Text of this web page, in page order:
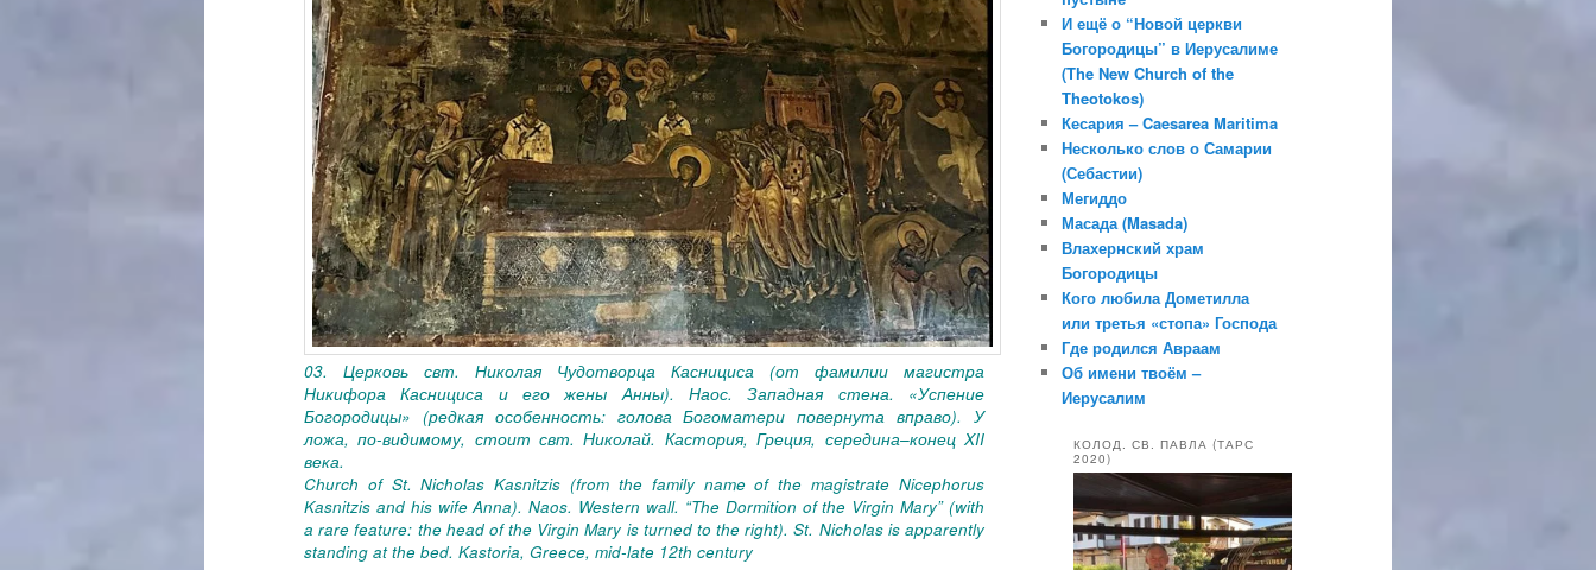
03. Церковь свт. Николая Чудотворца Каснициса (от фамилии магистра
Никифора Каснициса и его жены Анны). Наос. Западная стена. «Успение
Богородицы» (редкая особенность: голова Богоматери повернута вправо). У
ложа, по-видимому, стоит свт. Николай. Кастория, Греция, середина–конец XII
века.
Church of St. Nicholas Kasnitzis (from the family name of the magistrate Nicephorus
Kasnitzis and his wife Anna). Naos. Western wall. “The Dormition of the Virgin Mary” (with
a rare feature: the head of the Virgin Mary is turned to the right). St. Nicholas is apparently
standing at the bed. Kastoria, Greece, mid-late 12th century
И ещё о “Новой церкви
Богородицы” в Иерусалиме
(The New Church of the
Theotokos)
Кесария – Caesarea Maritima
Несколько слов о Самарии
(Себастии)
Мегиддо
Масада (Masada)
Влахернский храм
Богородицы
Кого любила Дометилла
или третья «стопа» Господа
Где родился Авраам
Об имени твоём –
Иерусалим
КОЛОД. СВ. ПАВЛА (ТАРС
2020)